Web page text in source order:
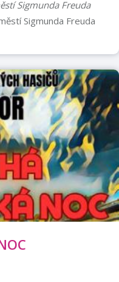
Sigmunda Freuda
Sigmunda Freuda